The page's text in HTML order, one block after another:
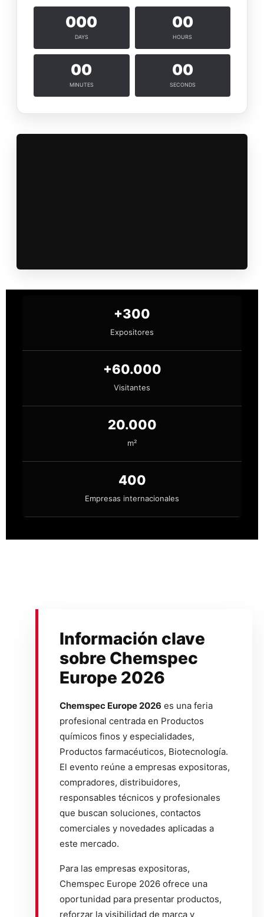
000
DAYS
00
HOURS
00
MINUTES
00
SECONDS
+300
Expositores
+60.000
Visitantes
20.000
m²
400
Empresas internacionales
Información clave
sobre Chemspec
Europe 2026
Chemspec Europe 2026 es una feria
profesional centrada en Productos
químicos finos y especialidades,
Productos farmacéuticos, Biotecnología.
El evento reúne a empresas expositoras,
compradores, distribuidores,
responsables técnicos y profesionales
que buscan soluciones, contactos
comerciales y novedades aplicadas a
este mercado.
Para las empresas expositoras,
Chemspec Europe 2026 ofrece una
oportunidad para presentar productos,
reforzar la visibilidad de marca y